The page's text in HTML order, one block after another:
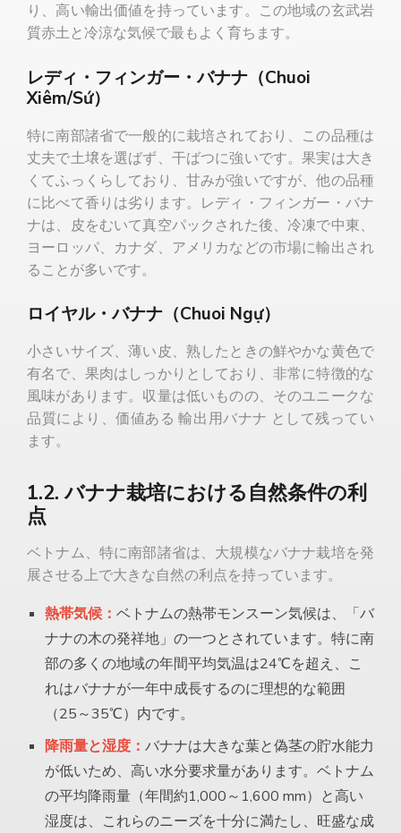
り、高い輸出価値を持っています。この地域の玄武岩
質赤土と冷涼な気候で最もよく育ちます。
レディ・フィンガー・バナナ（Chuoi
Xiêm/Sứ）
特に南部諸省で一般的に栽培されており、この品種は
丈夫で土壌を選ばず、干ばつに強いです。果実は大き
くてふっくらしており、甘みが強いですが、他の品種
に比べて香りは劣ります。レディ・フィンガー・バナ
ナは、皮をむいて真空パックされた後、冷凍で中東、
ヨーロッパ、カナダ、アメリカなどの市場に輸出され
ることが多いです。
ロイヤル・バナナ（Chuoi Ngự）
小さいサイズ、薄い皮、熟したときの鮮やかな黄色で
有名で、果肉はしっかりとしており、非常に特徴的な
風味があります。収量は低いものの、そのユニークな
品質により、価値ある 輸出用バナナ として残ってい
ます。
1.2. バナナ栽培における自然条件の利
点
ベトナム、特に南部諸省は、大規模なバナナ栽培を発
展させる上で大きな自然の利点を持っています。
熱帯気候： ベトナムの熱帯モンスーン気候は、「バ
ナナの木の発祥地」の一つとされています。特に南
部の多くの地域の年間平均気温は24℃を超え、こ
れはバナナが一年中成長するのに理想的な範囲
（25～35℃）内です。
降雨量と湿度： バナナは大きな葉と偽茎の貯水能力
が低いため、高い水分要求量があります。ベトナム
の平均降雨量（年間約1,000～1,600 mm）と高い
湿度は、これらのニーズを十分に満たし、旺盛な成